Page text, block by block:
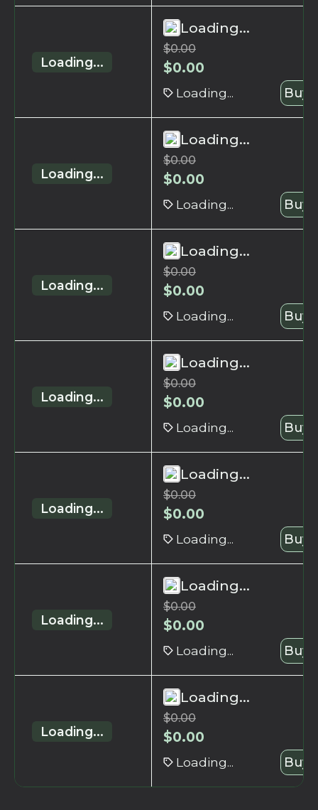
Loading...
Loading...
$0.00
$0.00
Loading... Buy
Loading...
Loading...
$0.00
$0.00
Loading... Buy
Loading...
Loading...
$0.00
$0.00
Loading... Buy
Loading...
Loading...
$0.00
$0.00
Loading... Buy
Loading...
Loading...
$0.00
$0.00
Loading... Buy
Loading...
Loading...
$0.00
$0.00
Loading... Buy
Loading...
Loading...
$0.00
$0.00
Loading... Buy